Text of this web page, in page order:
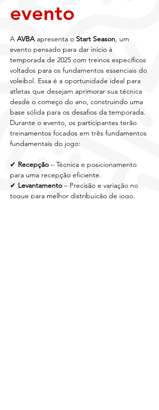
evento
A AVBA apresenta o Start Season, um
evento pensado para dar início à
temporada de 2025 com treinos específicos
voltados para os fundamentos essenciais do
voleibol. Essa é a oportunidade ideal para
atletas que desejam aprimorar sua técnica
desde o começo do ano, construindo uma
base sólida para os desafios da temporada.
Durante o evento, os participantes terão
treinamentos focados em três fundamentos
fundamentais do jogo:
✔ Recepção – Técnica e posicionamento
para uma recepção eficiente.
✔ Levantamento – Precisão e variação no
toque para melhor distribuição de jogo.